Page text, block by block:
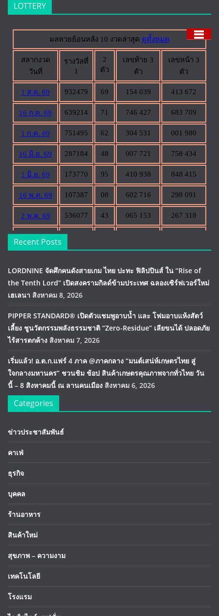
LOTTERY
Recent Posts
LORDNINE จัดศึกคนดังสายเกม ไทย ปะทะ ฟิลิปปินส์ ใน “Rise of
the Tenth Lord” เปิดสงครามกิลด์ข้ามประเทศ ฉลองเซิร์ฟเวอร์ใหม่
เฮเลนา สิงหาคม 8, 2026
PIPPER STANDARD® เปิดตัวแชมพูอาบน้ำ และ โฟมอาบแห้งสัตว์
เลี้ยง ชูนวัตกรรมพลังธรรมชาติ “Zero-Residue” เลียขนได้ ปลอดภัย
ไร้สารตกค้าง สิงหาคม 7, 2026
เริ่มแล้ว! อ.ต.ก.แฟร์ 4 ภาค @ภาคกลาง “มนต์เสน่ห์เกษตรไทย สู่
ใจกลางมหานคร” ชวนชิม ช้อป สินค้าเกษตรคุณภาพจากทั่วไทย วัน
นี้ – 8 สิงหาคมนี้ ณ ลานคนเมือง สิงหาคม 6, 2026
Categories
ข่าวประชาสัมพันธ์
คาเฟ่
ธุรกิจ
บุคคล
ร้านอาหาร
สินค้าใหม่
สุขภาพ – ความงาม
เทคโนโลยี
โรงแรม